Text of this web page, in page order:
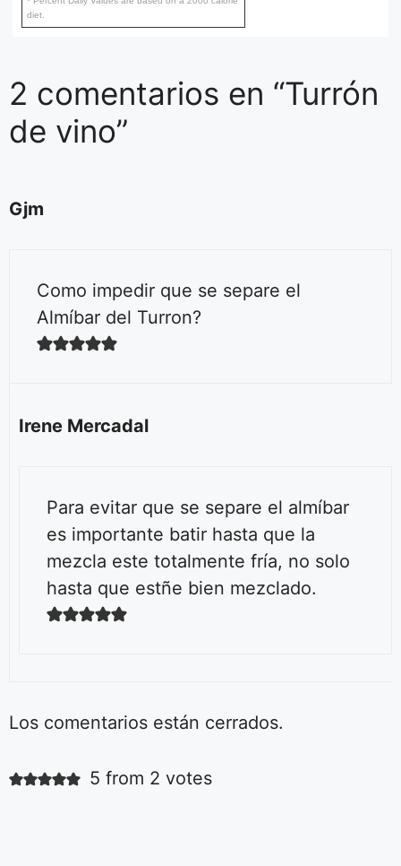
diet.
2 comentarios en “Turrón
de vino”
Gjm
Como impedir que se separe el
Almíbar del Turron?
Irene Mercadal
Para evitar que se separe el almíbar
es importante batir hasta que la
mezcla este totalmente fría, no solo
hasta que estñe bien mezclado.
Los comentarios están cerrados.
5 from 2 votes
de tomates